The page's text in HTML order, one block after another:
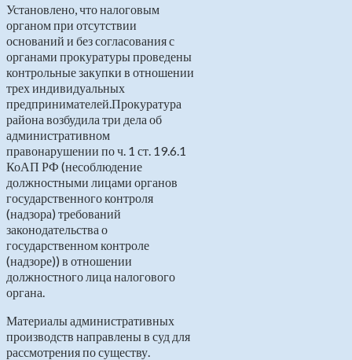
Установлено, что налоговым
органом при отсутствии
оснований и без согласования с
органами прокуратуры проведены
контрольные закупки в отношении
трех индивидуальных
предпринимателей.Прокуратура
района возбудила три дела об
административном
правонарушении по ч. 1 ст. 19.6.1
КоАП РФ (несоблюдение
должностными лицами органов
государственного контроля
(надзора) требований
законодательства о
государственном контроле
(надзоре)) в отношении
должностного лица налогового
органа.
Материалы административных
производств направлены в суд для
рассмотрения по существу.